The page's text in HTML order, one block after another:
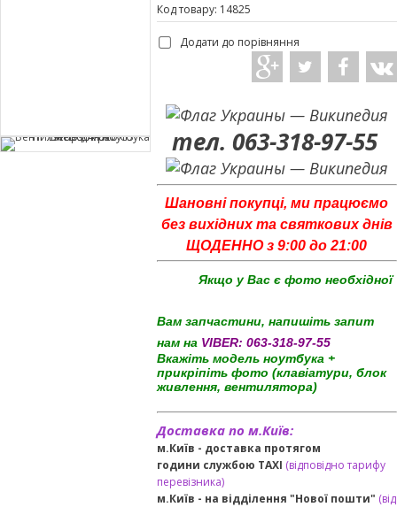
Код товару: 14825
Додати до порівняння
тел. 063-318-97-55
Шановні покупці, ми працюємо
без вихідних та святкових днів
ЩОДЕННО з 9:00 до 21:00
Якщо у Вас є фото необхідної
Вам запчастини, напишіть запит
нам на VIBER: 063-318-97-55
Вкажіть модель ноутбука +
прикріпіть фото (клавіатури, блок
живлення, вентилятора)
Доставка по м.Київ:
м.Київ - доставка протягом
години службою TAXI (відповідно тарифу
перевізника)
м.Київ - на відділення "Нової пошти" (від